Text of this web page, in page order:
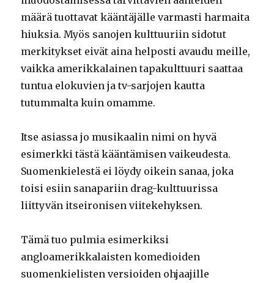
määrä tuottavat kääntäjälle varmasti harmaita
hiuksia. Myös sanojen kulttuuriin sidotut
merkitykset eivät aina helposti avaudu meille,
vaikka amerikkalainen tapakulttuuri saattaa
tuntua elokuvien ja tv-sarjojen kautta
tutummalta kuin omamme.
Itse asiassa jo musikaalin nimi on hyvä
esimerkki tästä kääntämisen vaikeudesta.
Suomenkielestä ei löydy oikein sanaa, joka
toisi esiin sanapariin drag-kulttuurissa
liittyvän itseironisen viitekehyksen.
Tämä tuo pulmia esimerkiksi
angloamerikkalaisten komedioiden
suomenkielisten versioiden ohjaajille